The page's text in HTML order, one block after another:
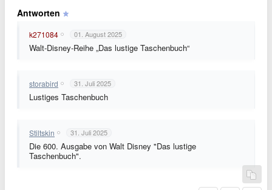
Antworten
k271084 01. August 2025
Walt-Disney-Reihe „Das lustige Taschenbuch“
storabird 31. Juli 2025
Lustiges Taschenbuch
Stiltskin 31. Juli 2025
Die 600. Ausgabe von Walt Disney "Das lustige
Taschenbuch".